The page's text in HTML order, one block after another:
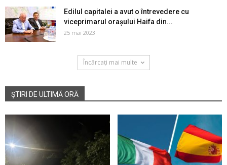
Edilul capitalei a avut o întrevedere cu
viceprimarul orașului Haifa din...
25 mai 2023
Încărcați mai multe
ȘTIRI DE ULTIMĂ ORĂ